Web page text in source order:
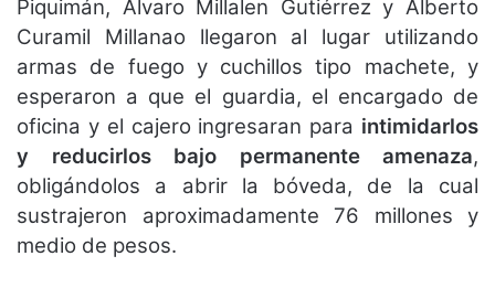
Piquimán, Alvaro Millalen Gutiérrez y Alberto
Curamil Millanao llegaron al lugar utilizando
armas de fuego y cuchillos tipo machete, y
esperaron a que el guardia, el encargado de
oficina y el cajero ingresaran para intimidarlos
y reducirlos bajo permanente amenaza,
obligándolos a abrir la bóveda, de la cual
sustrajeron aproximadamente 76 millones y
medio de pesos.